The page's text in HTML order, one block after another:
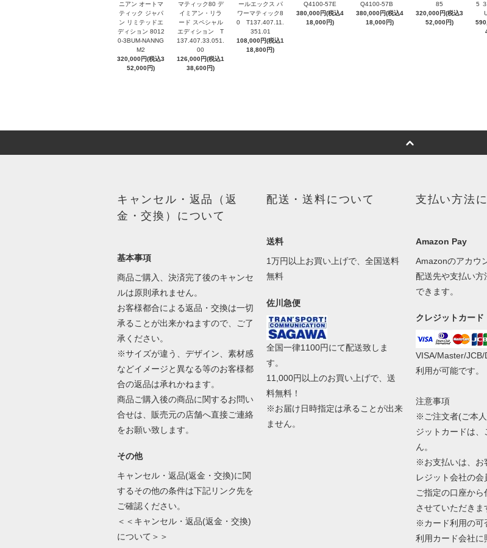
ニアン オートマ
ティック ジャパ
ン リミテッドエ
ディション 8012
0-3BUM-NANNG
M2
320,000円(税込3
52,000円)
マティック80 デ
イミアン・リラ
ード スペシャル
エディション T
137.407.33.051.
00
126,000円(税込1
38,600円)
ールエックス パ
ワーマティック8
0 T137.407.11.
351.01
108,000円(税込1
18,800円)
Q4100-57E
380,000円(税込4
18,000円)
Q4100-57B
380,000円(税込4
18,000円)
85
320,000円(税込3
52,000円)
5
キャンセル・返品（返
金・交換）について
基本事項
商品ご購入、決済完了後のキャンセ
ルは原則承れません。
お客様都合による返品・交換は一切
承ることが出来かねますので、ご了
承ください。
※サイズが違う、デザイン、素材感
などイメージと異なる等のお客様都
合の返品は承れかねます。
商品ご購入後の商品に関するお問い
合せは、販売元の店舗へ直接ご連絡
をお願い致します。
その他
キャンセル・返品(返金・交換)に関
するその他の条件は下記リンク先を
ご確認ください。
＜＜キャンセル・返品(返金・交換)
について＞＞
配送・送料について
送料
1万円以上お買い上げで、全国送料
無料
佐川急便
全国一律1100円にて配送致しま
す。
11,000円以上のお買い上げで、送
料無料！
※お届け日時指定は承ることが出来
ません。
支払い方法
Amazon Pay
Amazonのアカウ
配送先や支払い方
できます。
クレジットカード
VISA/Master/
利用が可能です。
注意事項
※ご注文者(ご本
ジットカードは、
ん。
※お支払いは、お
レジット会社の会
ご指定の口座から
させていただきま
※カード利用の可
利用カード会社に